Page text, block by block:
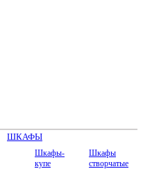
ШКАФЫ
Шкафы-
купе
Шкафы
створчатые